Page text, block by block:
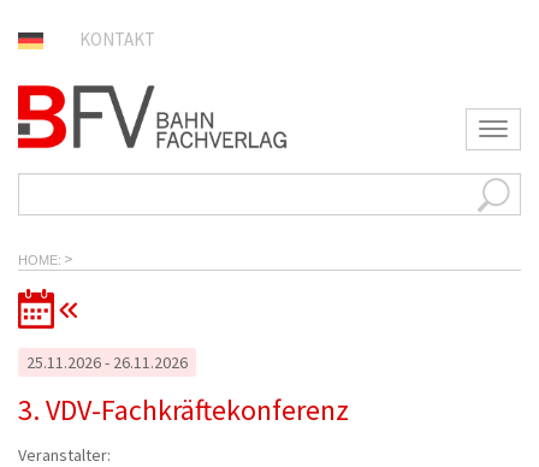
KONTAKT
T
o
g
l
HOME >
25.11.2026 - 26.11.2026
3. VDV-Fachkräftekonferenz
Veranstalter: